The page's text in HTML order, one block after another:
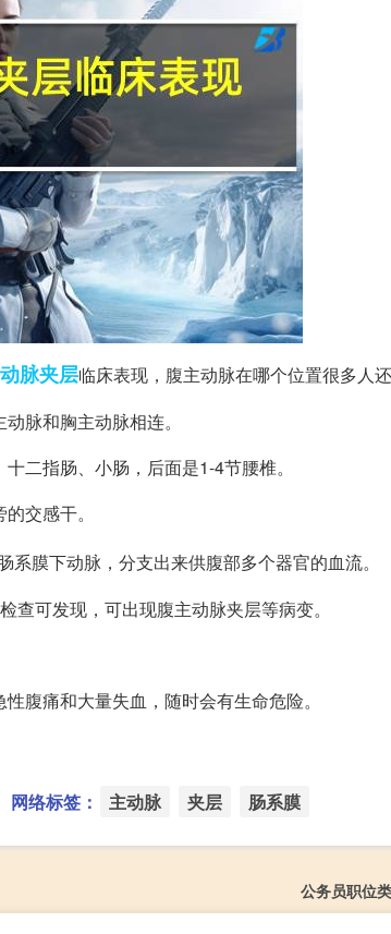
脉夹层临床表现，腹主动脉在哪个位置很多人
脉和胸主动脉相连。
二指肠、小肠，后面是1-4节腰椎。
交感干。
系膜下动脉，分支出来供腹部多个器官的血流。
可发现，可出现腹主动脉夹层等病变。
腹痛和大量失血，随时会有生命危险。
网络标签： 主动脉 夹层 肠系膜
公务员职位